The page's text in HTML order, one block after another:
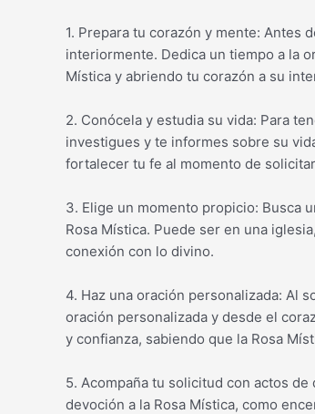
1. Prepara tu corazón y mente: Antes
interiormente. Dedica un tiempo a la
Mística y abriendo tu corazón a su
2. Conócela y estudia su vida: Para
investigues y te informes sobre su
fortalecer tu fe al momento de
3. Elige un momento propicio: Busca
Rosa Mística. Puede ser en una
conexión con lo divino.
4. Haz una oración personalizada: Al
oración personalizada y desde el
y confianza, sabiendo que la Rosa
5. Acompaña tu solicitud con actos
devoción a la Rosa Mística, como